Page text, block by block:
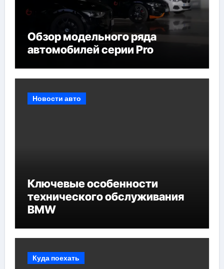
Обзор модельного ряда
автомобилей серии Pro
Новости авто
Ключевые особенности
технического обслуживания
BMW
Куда поехать